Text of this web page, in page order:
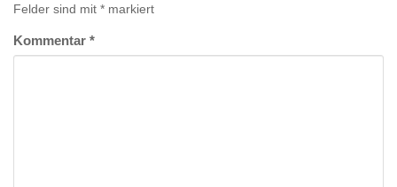
Felder sind mit * markiert
Kommentar *